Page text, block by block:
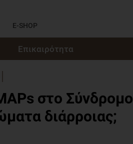
E-SHOP
Επικαιρότητα
στο Σύνδρομο
διάρροιας;